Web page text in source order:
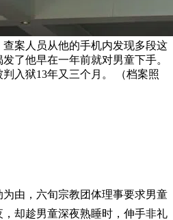
案人员从他的手机内发现多段这
了他早在一年前就对男童下手。
入狱13年又三个月。 （档案照
为由，六旬宗教团体理事要求男童
却趁男童深夜熟睡时，伸手非礼